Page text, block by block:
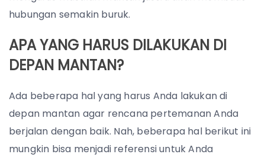
hubungan semakin buruk.
APA YANG HARUS DILAKUKAN DI
DEPAN MANTAN?
Ada beberapa hal yang harus Anda lakukan di
depan mantan agar rencana pertemanan Anda
berjalan dengan baik. Nah, beberapa hal berikut ini
mungkin bisa menjadi referensi untuk Anda